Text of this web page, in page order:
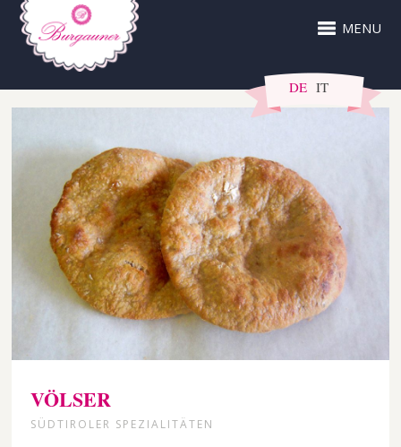
MENU
DE IT
VÖLSER
SÜDTIROLER SPEZIALITÄTEN